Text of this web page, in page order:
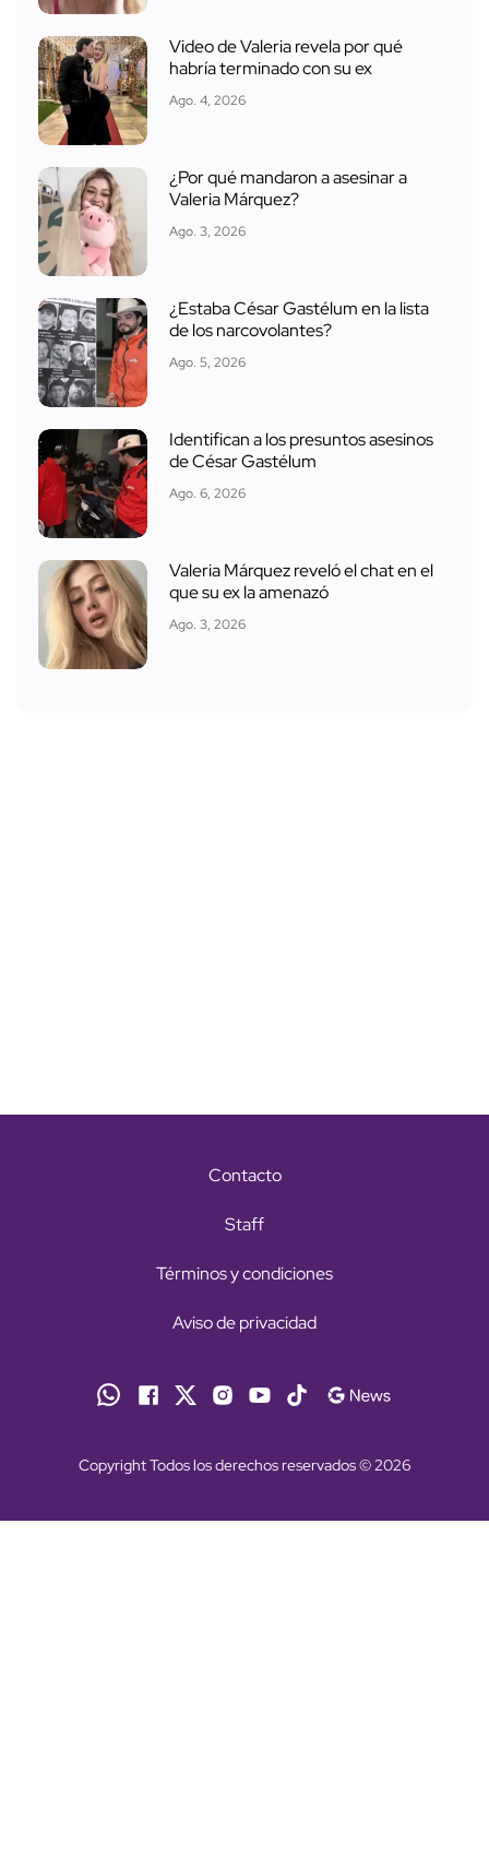
Video de Valeria revela por qué
habría terminado con su ex
Ago. 4, 2026
¿Por qué mandaron a asesinar a
Valeria Márquez?
Ago. 3, 2026
¿Estaba César Gastélum en la lista
de los narcovolantes?
Ago. 5, 2026
Identifican a los presuntos asesinos
de César Gastélum
Ago. 6, 2026
Valeria Márquez reveló el chat en el
que su ex la amenazó
Ago. 3, 2026
Contacto
Staff
Términos y condiciones
Aviso de privacidad
Copyright Todos los derechos reservados © 2026